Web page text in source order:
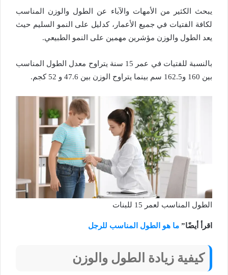
يبحث الكثير من الأمهات والآباء عن الطول والوزن المناسب
لكافة الفتيات في جميع الأعمار، كدليل على النمو السليم حيث
يعد الطول والوزن مؤشرين مهمين على النمو الطبيعي.
بالنسبة للفتيات في عمر 15 سنة يتراوح معدل الطول المناسب
بين 160 و162.5 سم بينما يتراوح الوزن بين 47.6 و 52 كجم.
الطول المناسب لعمر 15 للبنات
اقرأ أيضًا” ما هو الطول المناسب للرجل
كيفية زيادة الطول والوزن